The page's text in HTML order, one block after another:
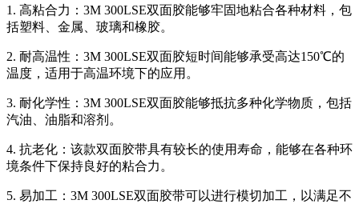
1. 高粘合力：3M 300LSE双面胶能够牢固地粘合各种材料，包
括塑料、金属、玻璃和橡胶。
2. 耐高温性：3M 300LSE双面胶短时间能够承受高达150℃的
温度，适用于高温环境下的应用。
3. 耐化学性：3M 300LSE双面胶能够抵抗多种化学物质，包括
汽油、油脂和溶剂。
4. 抗老化：该款双面胶带具有较长的使用寿命，能够在各种环
境条件下保持良好的粘合力。
5. 易加工：3M 300LSE双面胶带可以进行模切加工，以满足不